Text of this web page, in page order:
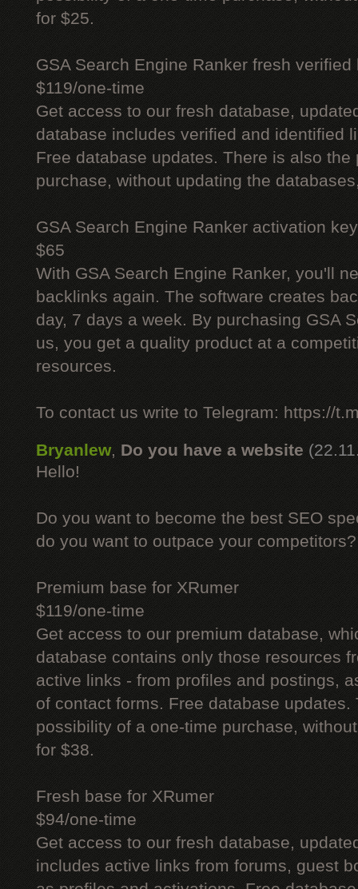
for $25.
GSA Search Engine Ranker fresh verified
$119/one-time
Get access to our fresh database,
database includes verified and identified
Free database updates. There is also
purchase, without updating the
GSA Search Engine Ranker activation key
$65
With GSA Search Engine Ranker, you'll
backlinks again. The software creates
day, 7 days a week. By purchasing GSA
us, you get a quality product at a
resources.
To contact us write to Telegram: https://
Bryanlew, Do you have a website
Hello!
Do you want to become the best SEO
do you want to outpace your competitors?
Premium base for XRumer
$119/one-time
Get access to our premium database,
database contains only those resources
active links - from profiles and postings,
of contact forms. Free database updates.
possibility of a one-time purchase,
for $38.
Fresh base for XRumer
$94/one-time
Get access to our fresh database,
includes active links from forums, guest